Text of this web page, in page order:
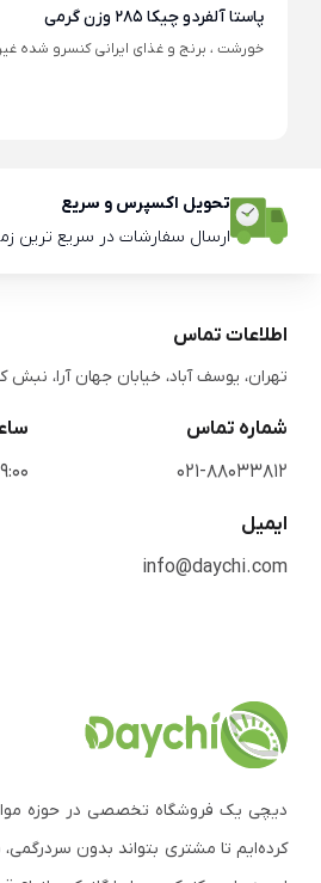
پاستا آلفردو چیکا 285 وزن گرمی
خورشت ، برنج و غذای ایرانی کنسرو شده
تحویل اکسپرس و سریع
ارسال سفارشات در سریع ترین
اطلاعات تماس
تهران، یوسف آباد، خیابان جهان آرا، نبش کوچه 55،
شماره تماس
021-88033812
9:00 الی 18:00
ایمیل
info@daychi.com
دیچی یک فروشگاه تخصصی در حوزه مواد
کرده‌ایم تا مشتری بتواند بدون